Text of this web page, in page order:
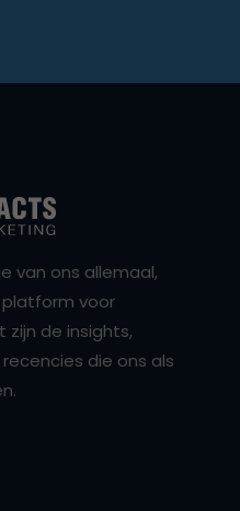
van ons allemaal,
platform voor
zijn de insights,
die ons als